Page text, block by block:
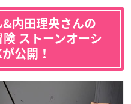
&内田理央さんの
険 ストーンオーシ
公開！